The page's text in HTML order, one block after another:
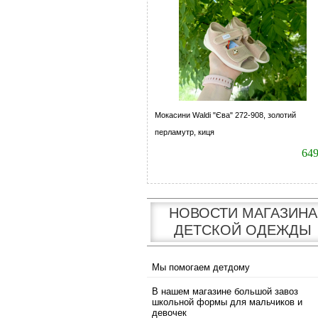
Мокасини Waldi "Єва" 272-908, золотий
перламутр, киця
НОВОСТИ МАГАЗИНА
ДЕТСКОЙ ОДЕЖДЫ
Мы помогаем детдому
В нашем магазине большой завоз
школьной формы для мальчиков и
девочек